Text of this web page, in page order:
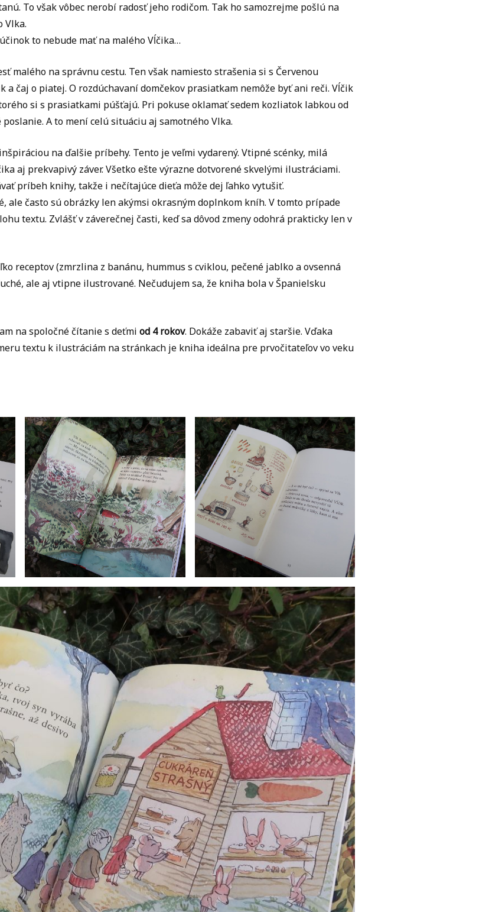
To však vôbec nerobí radosť jeho rodičom. Tak ho samozrejme pošlú na
Vlka.
to nebude mať na malého Vĺčika…
malého na správnu cestu. Ten však namiesto strašenia si s Červenou
a čaj o piatej. O rozdúchavaní domčekov prasiatkam nemôže byť ani reči. Vĺčik
si s prasiatkami púšťajú. Pri pokuse oklamať sedem kozliatok labkou od
A to mení celú situáciu aj samotného Vlka.
na ďalšie príbehy. Tento je veľmi vydarený. Vtipné scénky, milá
aj prekvapivý záver. Všetko ešte výrazne dotvorené skvelými ilustráciami.
príbeh knihy, takže i nečítajúce dieťa môže dej ľahko vytušiť.
ale často sú obrázky len akýmsi okrasným doplnkom kníh. V tomto prípade
textu. Zvlášť v záverečnej časti, keď sa dôvod zmeny odohrá prakticky len v
receptov (zmrzlina z banánu, hummus s cviklou, pečené jablko a ovsenná
ale aj vtipne ilustrované. Nečudujem sa, že kniha bola v Španielsku
na spoločné čítanie s deťmi od 4 rokov. Dokáže zabaviť aj staršie. Vďaka
textu k ilustráciám na stránkach je kniha ideálna pre prvočitateľov vo veku